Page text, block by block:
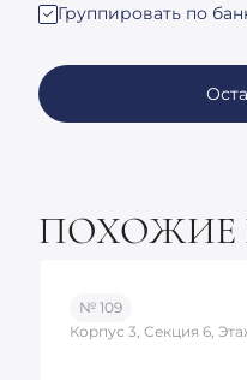
Группировать по
ПОХОЖИЕ
№ 109
Корпус 3, Секция 6,